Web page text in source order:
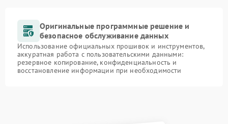
Оригинальные программные решение и
безопасное обслуживание данных
Использование официальных прошивок и инструментов,
аккуратная работа с пользовательскими данными:
резервное копирование, конфиденциальность и
восстановление информации при необходимости